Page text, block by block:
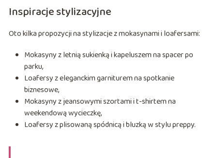
Inspiracje stylizacyjne
Oto kilka propozycji na stylizacje z mokasynami i loafersami:
Mokasyny z letnią sukienką i kapeluszem na spacer po
parku,
Loafersy z eleganckim garniturem na spotkanie
biznesowe,
Mokasyny z jeansowymi szortami i t-shirtem na
weekendową wycieczkę,
Loafersy z plisowaną spódnicą i bluzką w stylu preppy.